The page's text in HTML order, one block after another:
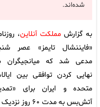
شده‌اند.
به گزارش مملکت آنلاین،
«فایننشال تایمز» عصر
مدعی شد که میانجیگران
نهایی کردن توافقی بین
متحده و ایران برای
آتش‌بس به مدت ۶۰ روز نزدیک شده‌اند».